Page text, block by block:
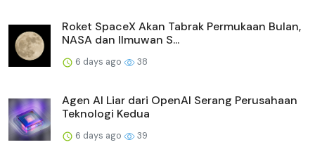
Roket SpaceX Akan Tabrak Permukaan Bulan,
NASA dan Ilmuwan S...
6 days ago 38
Agen AI Liar dari OpenAI Serang Perusahaan
Teknologi Kedua
6 days ago 39